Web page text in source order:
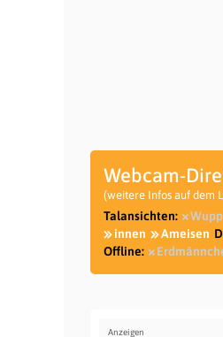
Webcam-
(weitere Infos auf dem
Talansichten:
innen
Ameisen
Offline: